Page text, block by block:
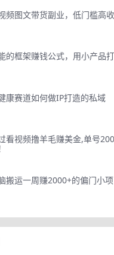
频图文带货副业，低门槛高
的框架赚钱公式，用小产品
康赛道如何做IP打造的私域
看视频撸羊毛赚美金,单号
搬运一周赚2000+的偏门小